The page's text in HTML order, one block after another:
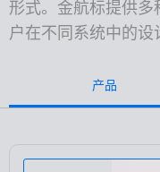
形式。金航标提供
户在不同系统中的设
产品